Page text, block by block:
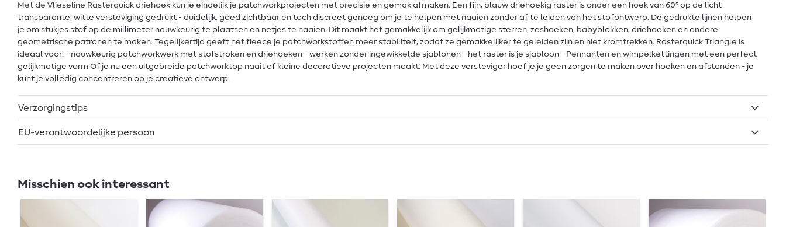
Met de Vlieseline Rasterquick driehoek kun je eindelijk je patchworkprojecten met precisie en gemak afmaken. Een fijn, blauw driehoekig raster is onder een hoek van 60° op de licht
transparante, witte versteviging gedrukt - duidelijk, goed zichtbaar en toch discreet genoeg om je te helpen met naaien zonder af te leiden van het stofontwerp. De gedrukte lijnen helpen
je om stukjes stof op de millimeter nauwkeurig te plaatsen en netjes te naaien. Dit maakt het gemakkelijk om gelijkmatige sterren, zeshoeken, babyblokken, driehoeken en andere
geometrische patronen te maken. Tegelijkertijd geeft het fleece je patchworkstoffen meer stabiliteit, zodat ze gemakkelijker te geleiden zijn en niet kromtrekken. Rasterquick Triangle is
ideaal voor: - nauwkeurig patchworkwerk met stofstroken en driehoeken - werken zonder ingewikkelde sjablonen - het raster is je sjabloon - Pennanten en wimpelkettingen met een perfect
gelijkmatige vorm Of je nu een uitgebreide patchworktop naait of kleine decoratieve projecten maakt: Met deze versteviger hoef je je geen zorgen te maken over hoeken en afstanden - je
kunt je volledig concentreren op je creatieve ontwerp.
Verzorgingstips
EU-verantwoordelijke persoon
Misschien ook interessant